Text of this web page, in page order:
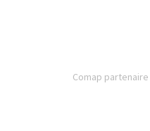
Comap partenaire